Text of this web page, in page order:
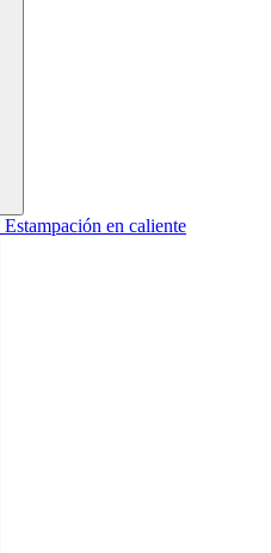
Estampación en caliente